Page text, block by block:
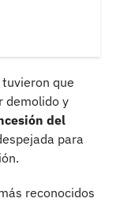
que
demolido y
del
para
reconocidos